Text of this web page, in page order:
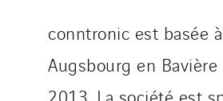
conntronic est basée à
Augsbourg en
2013. La société est